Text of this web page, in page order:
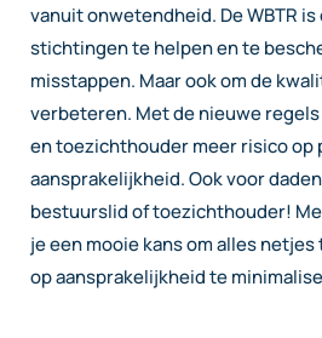
vanuit onwetendheid. De WBTR
stichtingen te helpen en te
misstappen. Maar ook om de
verbeteren. Met de nieuwe
en toezichthouder meer risico op
aansprakelijkheid. Ook voor
bestuurslid of toezichthouder!
je een mooie kans om alles
op aansprakelijkheid te